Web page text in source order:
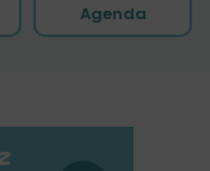
Agenda